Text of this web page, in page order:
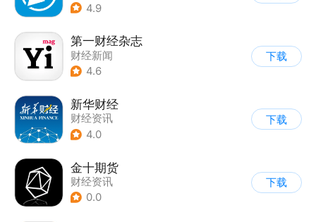
4.9
第一财经杂志
财经新闻
4.6
下载
新华财经
财经资讯
4.0
下载
金十期货
财经资讯
0.0
下载